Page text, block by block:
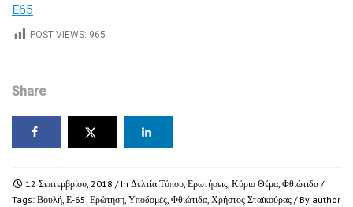
Ε65
POST VIEWS: 965
Share
12 Σεπτεμβρίου, 2018 / In Δελτία Τύπου, Ερωτήσεις, Κύριο Θέμα, Φθιώτιδα /
Tags: Βουλή, Ε-65, Ερώτηση, Υποδομές, Φθιώτιδα, Χρήστος Σταϊκούρας / By author